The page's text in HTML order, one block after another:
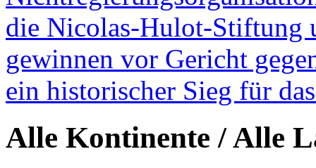
die Nicolas-Hulot-Stiftung
gewinnen vor Gericht
ein historischer Sieg für
Alle Kontinente / Alle